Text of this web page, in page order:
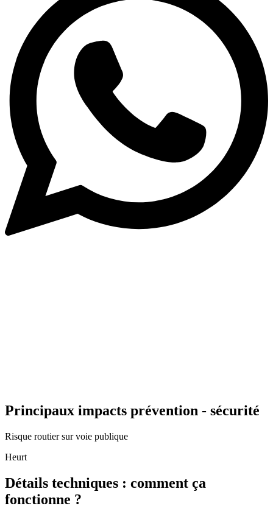
Principaux impacts prévention - sécurité
Risque routier sur voie publique
Heurt
Détails techniques : comment ça
fonctionne ?